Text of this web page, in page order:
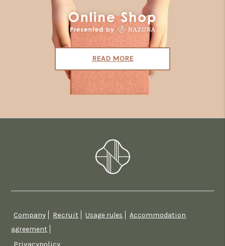
READ MORE
Company Recruit Usage rules
Accommodation
agreement
Privacypolicy